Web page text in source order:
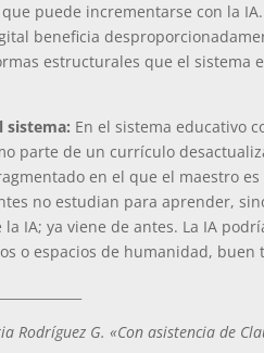
puede incrementarse con la
beneficia
estructurales que el sistema
sistema: En el sistema educativo
parte de un currículo
en el que el maestro
no estudian para aprender,
la IA; ya viene de antes. La IA
o espacios de humanidad,
Rodríguez G. «Con asistencia de